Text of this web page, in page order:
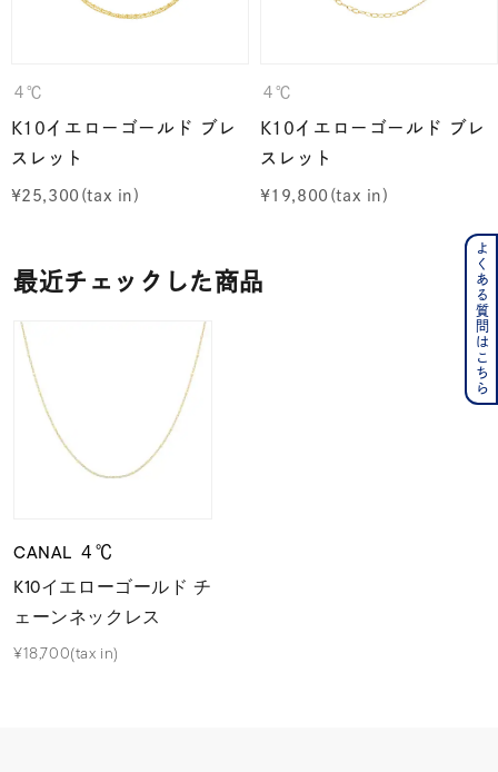
４℃
K10イエローゴールド ブレ
スレット
¥25,300
４℃
K10イエローゴールド ブレ
スレット
¥19,800
最近チェックした商品
CANAL ４℃
K10イエローゴールド チ
ェーンネックレス
¥18,700(tax in)
よくある質問はこちら